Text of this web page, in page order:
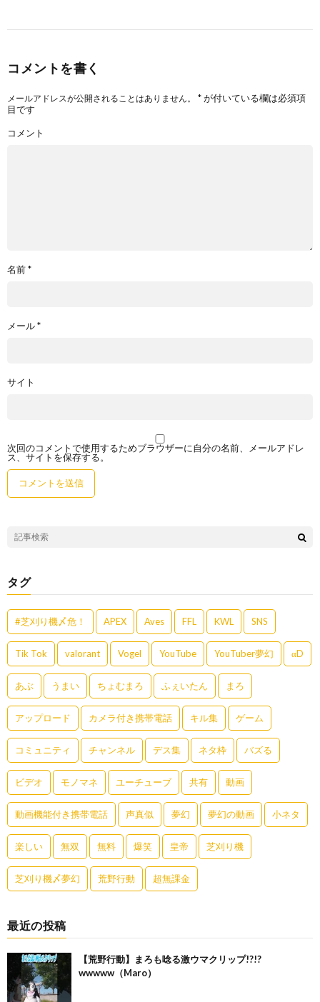
コメントを書く
メールアドレスが公開されることはありません。 *が付いている欄は必須項
目です
コメント
名前*
メール*
サイト
次回のコメントで使用するためブラウザーに自分の名前、メールアドレ
ス、サイトを保存する。
タグ
#芝刈り機〆危！ APEX Aves FFL KWL SNS
Tik Tok valorant Vogel YouTube YouTuber夢幻 αD
あぶ うまい ちょむまろ ふぇいたん まろ
アップロード カメラ付き携帯電話 キル集 ゲーム
コミュニティ チャンネル デス集 ネタ枠 バズる
ビデオ モノマネ ユーチューブ 共有 動画
動画機能付き携帯電話 声真似 夢幻 夢幻の動画 小ネタ
楽しい 無双 無料 爆笑 皇帝 芝刈り機
芝刈り機〆夢幻 荒野行動 超無課金
最近の投稿
【荒野行動】まろも唸る激ウマクリップ!?!?
wwwww（Maro）